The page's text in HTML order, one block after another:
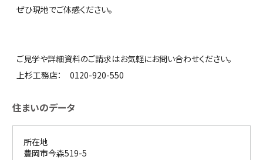
ぜひ現地でご体感ください。
ご見学や詳細資料のご請求はお気軽にお問い合わせください。
上杉工務店： 0120-920-550
住まいのデータ
所在地
豊岡市今森519-5